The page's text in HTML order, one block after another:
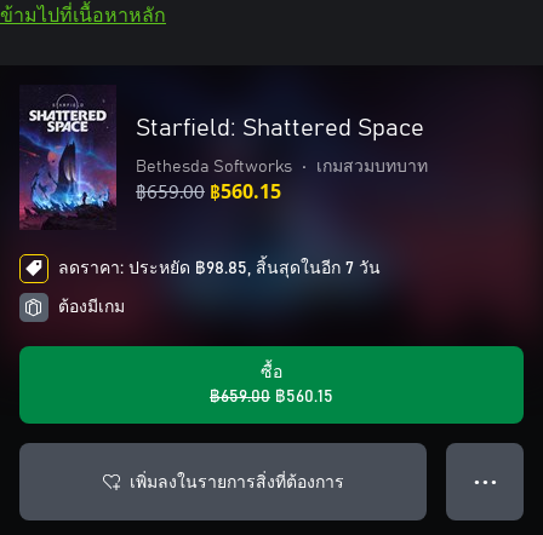
ข้ามไปที่เนื้อหาหลัก
Starfield: Shattered Space
Bethesda Softworks • เกมสวมบทบาท
฿659.00 ฿560.15
ลดราคา: ประหยัด ฿98.85, สิ้นสุดในอีก 7 วัน
ต้องมีเกม
ซื้อ
฿659.00 ฿560.15
เพิ่มลงในรายการสิ่งที่ต้องการ ● ● ●